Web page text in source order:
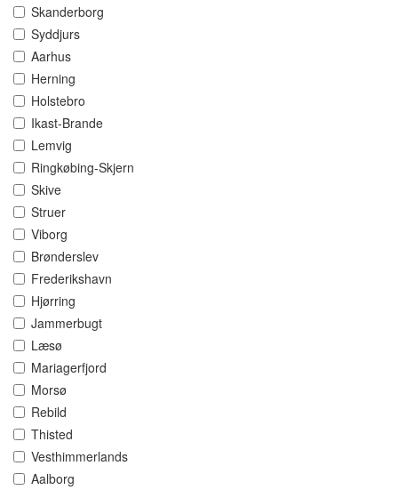
Skanderborg
Syddjurs
Aarhus
Herning
Holstebro
Ikast-Brande
Lemvig
Ringkøbing-Skjern
Skive
Struer
Viborg
Brønderslev
Frederikshavn
Hjørring
Jammerbugt
Læsø
Mariagerfjord
Morsø
Rebild
Thisted
Vesthimmerlands
Aalborg